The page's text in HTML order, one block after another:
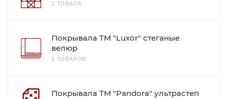
2 ТОВАРА
Покрывала ТМ "Luxor" стеганые
велюр
5 ТОВАРОВ
Покрывала ТМ "Pandora" ультрастеп